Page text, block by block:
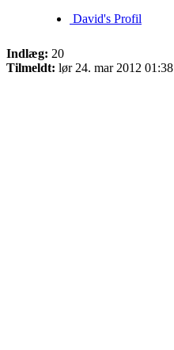
David's Profil
Indlæg: 20
Tilmeldt: lør 24. mar 2012 01:38